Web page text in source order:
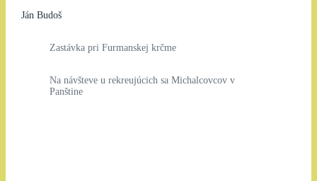
Ján Budoš
Zastávka pri Furmanskej krčme
Na návšteve u rekreujúcich sa Michalcovcov v
Panštine